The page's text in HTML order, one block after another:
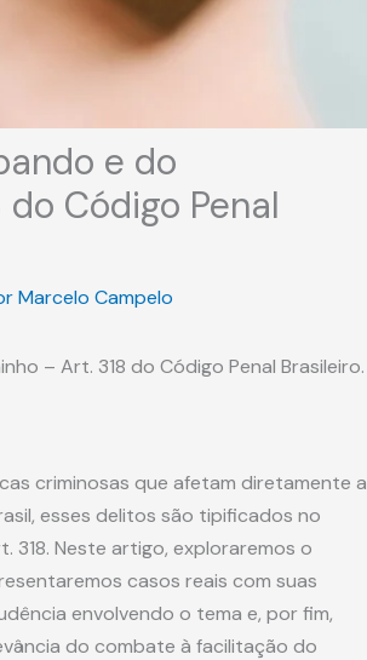
e do
Código Penal
Marcelo Campelo
– Art. 318 do Código Penal Brasileiro.
criminosas que afetam diretamente a
esses delitos são tipificados no
318. Neste artigo, exploraremos o
casos reais com suas
envolvendo o tema e, por fim,
do combate à facilitação do